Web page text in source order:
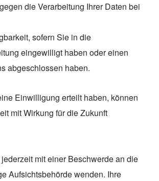
die Verarbeitung Ihrer Daten bei
sofern Sie in die
eingewilligt haben oder einen
abgeschlossen haben.
Einwilligung erteilt haben, können
mit Wirkung für die Zukunft
mit einer Beschwerde an die
Aufsichtsbehörde wenden. Ihre